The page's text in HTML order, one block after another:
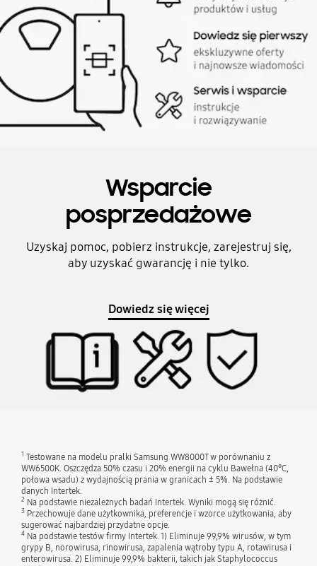
Wsparcie
posprzedażowe
Uzyskaj pomoc, pobierz instrukcje, zarejestruj się,
aby uzyskać gwarancję i nie tylko.
Dowiedz się więcej
1 Testowane na modelu pralki Samsung WW8000T w porównaniu z
WW6500K. Oszczędza 50% czasu i 20% energii na cyklu Bawełna (40°C,
połowa wsadu) z wydajnością prania w granicach ± ​​5%. Na podstawie
danych Intertek.
2 Na podstawie niezależnych badań Intertek. Wyniki mogą się różnić.
3Przechowuje dane użytkownika, preferencje i wzorce użytkowania, aby
sugerować najbardziej przydatne opcje.
4Na podstawie testów firmy Intertek. 1) Eliminuje 99,9% wirusów, w tym
grypy B, norowirusa, rinowirusa, zapalenia wątroby typu A, rotawirusa i
enterowirusa. 2) Eliminuje 99,9% bakterii, takich jak Staphylococcus